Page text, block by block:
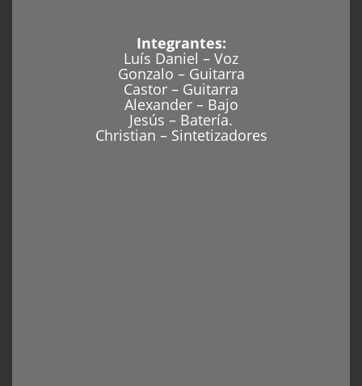
Integrantes:
Luís Daniel – Voz
Gonzalo – Guitarra
Castor – Guitarra
Alexander – Bajo
Jesús – Batería.
Christian – Sintetizadores